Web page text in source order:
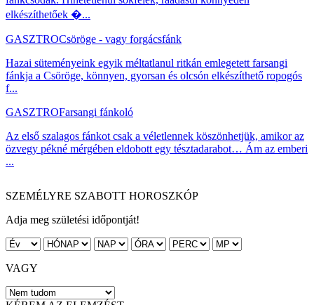
elkészíthetőek �...
GASZTROCsöröge - vagy forgácsfánk
Hazai süteményeink egyik méltatlanul ritkán emlegetett farsangi
fánkja a Csöröge, könnyen, gyorsan és olcsón elkészíthető ropogós
f...
GASZTROFarsangi fánkoló
Az első szalagos fánkot csak a véletlennek köszönhetjük, amikor az
özvegy pékné mérgében eldobott egy tésztadarabot… Ám az emberi
...
SZEMÉLYRE SZABOTT HOROSZKÓP
Adja meg születési időpontját!
VAGY